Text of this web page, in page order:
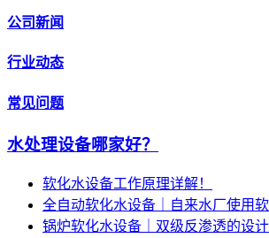
公司新闻
行业动态
常见问题
水处理设备哪家好？
软化水设备工作原理详解！
全自动软化水设备｜自来水厂使用
锅炉软化水设备｜双级反渗透的设